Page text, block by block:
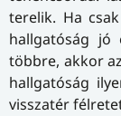
terelik. Ha
hallgatóság jó
többre, akkor
hallgatóság
visszatér